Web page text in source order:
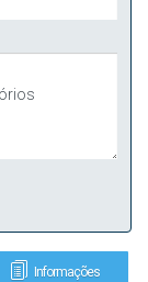
Informações